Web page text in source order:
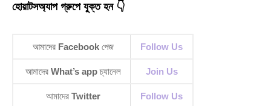
হোয়াটসঅ্যাপ গ্রুপে যুক্ত হন 👇
আমাদের Facebook পেজ Follow Us
আমাদের What’s appচ্যানেল Join Us
আমাদের Twitter Follow Us